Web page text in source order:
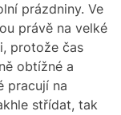
prázdniny. Ve
právě na velké
protože čas
obtížné a
pracují na
střídat, tak